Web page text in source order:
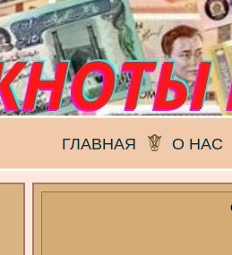
ГЛАВНАЯ О НАС